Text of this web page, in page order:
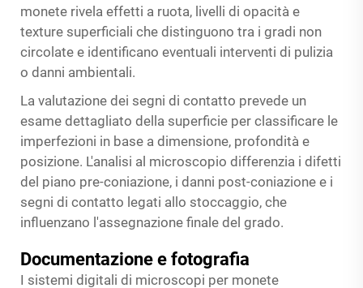
monete rivela effetti a ruota, livelli di opacità e
texture superficiali che distinguono tra i gradi non
circolate e identificano eventuali interventi di pulizia
o danni ambientali.
La valutazione dei segni di contatto prevede un
esame dettagliato della superficie per classificare le
imperfezioni in base a dimensione, profondità e
posizione. L'analisi al microscopio differenzia i difetti
del piano pre-coniazione, i danni post-coniazione e i
segni di contatto legati allo stoccaggio, che
influenzano l'assegnazione finale del grado.
Documentazione e fotografia
I sistemi digitali di microscopi per monete